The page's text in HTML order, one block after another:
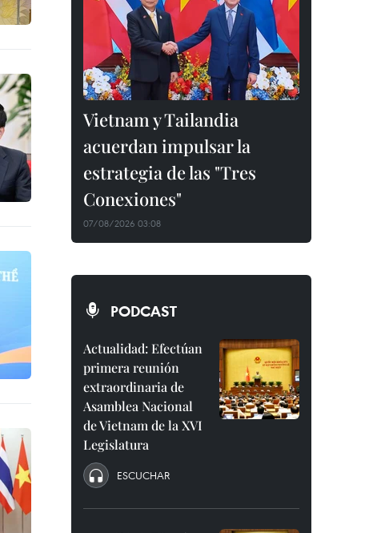
Vietnam y Tailandia
acuerdan impulsar la
estrategia de las "Tres
Conexiones"
07/08/2026 03:08
PODCAST
Actualidad: Efectúan
primera reunión
extraordinaria de
Asamblea Nacional
de Vietnam de la XVI
Legislatura
ESCUCHAR